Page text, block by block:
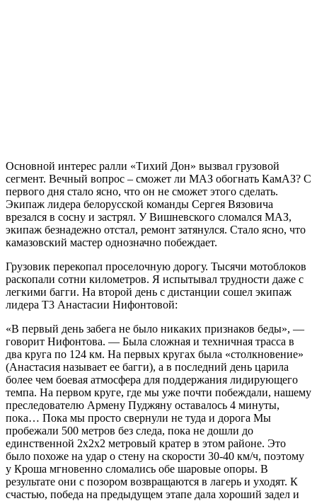
Основной интерес ралли «Тихий Дон» вызвал грузовой
сегмент. Вечный вопрос – сможет ли МАЗ обогнать КамАЗ? С
первого дня стало ясно, что он не сможет этого сделать.
Экипаж лидера белорусской команды Сергея Вязовича
врезался в сосну и застрял. У Вишневского сломался МАЗ,
экипаж безнадежно отстал, ремонт затянулся. Стало ясно, что
камазовский мастер однозначно побеждает.
Грузовик перекопал проселочную дорогу. Тысячи мотоблоков
раскопали сотни километров. Я испытывал трудности даже с
легкими багги. На второй день с дистанции сошел экипаж
лидера Т3 Анастасии Нифонтовой:
«В первый день забега не было никаких признаков беды», —
говорит Нифонтова. — Была сложная и техничная трасса в
два круга по 124 км. На первых кругах была «столкновение»
(Анастасия называет ее багги), а в последний день царила
более чем боевая атмосфера для поддержания лидирующего
темпа. На первом круге, где мы уже почти побеждали, нашему
преследователю Армену Пуджяну оставалось 4 минуты,
пока… Пока мы просто свернули не туда и дорога Мы
пробежали 500 метров без следа, пока не дошли до
единственной 2х2х2 метровый кратер в этом районе. Это
было похоже на удар о стену на скорости 30-40 км/ч, поэтому
у Кроша мгновенно сломались обе шаровые опоры. В
результате они с позором возвращаются в лагерь и уходят. К
счастью, победа на предыдущем этапе дала хороший задел и